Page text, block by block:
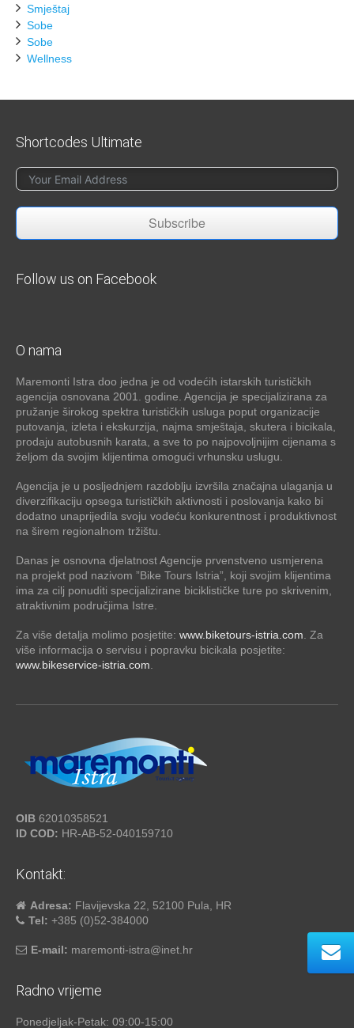
Smještaj
Sobe
Sobe
Wellness
Shortcodes Ultimate
Subscribe
Follow us on Facebook
O nama
Maremonti Istra doo jedna je od vodećih istarskih turističkih
agencija osnovana 2001. godine. Agencija je specijalizirana za
pružanje širokog spektra turističkih usluga poput organizacije
putovanja, izleta i ekskurzija, najma smještaja, skutera i bicikala,
prodaju autobusnih karata, a sve to po najpovoljnijim cijenama s
željom da svojim klijentima omogući vrhunsku uslugu.
Agencija je u posljednjem razdoblju izvršila značajna ulaganja u
diverzifikaciju opsega turističkih aktivnosti i poslovanja kako bi
dodatno unaprijedila svoju vodeću konkurentnost i produktivnost
na širem regionalnom tržištu.
Danas je osnovna djelatnost Agencije prvenstveno usmjerena
na projekt pod nazivom ”Bike Tours Istria”, koji svojim klijentima
ima za cilj ponuditi specijalizirane biciklističke ture po skrivenim,
atraktivnim područjima Istre.
Za više detalja molimo posjetite: www.biketours-istria.com. Za
više informacija o servisu i popravku bicikala posjetite:
www.bikeservice-istria.com.
OIB 62010358521
ID COD: HR-AB-52-040159710
Kontakt:
Adresa: Flavijevska 22, 52100 Pula, HR
Tel: +385 (0)52-384000
E-mail: maremonti-istra@inet.hr
Radno vrijeme
Ponedjeljak-Petak: 09:00-15:00